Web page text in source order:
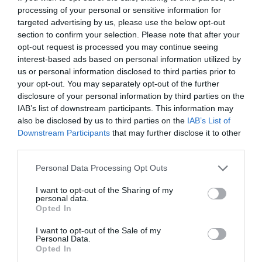
processing of your personal or sensitive information for
targeted advertising by us, please use the below opt-out
section to confirm your selection. Please note that after your
opt-out request is processed you may continue seeing
interest-based ads based on personal information utilized by
us or personal information disclosed to third parties prior to
your opt-out. You may separately opt-out of the further
disclosure of your personal information by third parties on the
IAB’s list of downstream participants. This information may
also be disclosed by us to third parties on the IAB’s List of
Downstream Participants that may further disclose it to other
Please note that this website/app uses one or more Google
not limited to your visit or usage behaviour. You may click to
grant or deny consent to Google and its third-party tags to
use your data for below specified purposes in below Google
consent section.
Personal Data Processing Opt Outs
I want to opt-out of the Sharing of my
personal data.
Opted In
I want to opt-out of the Sale of my
Personal Data.
Opted In
EVAT Zrt. Igazgatósága
Ne maradjon le a legfrissebb hírekről, kövessen
bennünket az EGRI ÜGYEK Google Hírek oldalán!
VISSZA A FŐOLDALRA
Legfrissebb híreink